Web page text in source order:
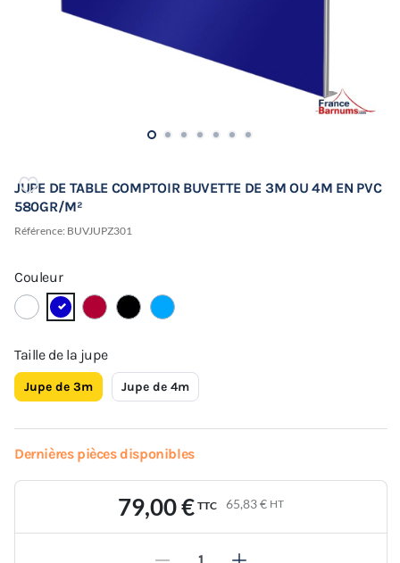
JUPE DE TABLE COMPTOIR BUVETTE DE 3M OU 4M EN PVC
580GR/M²
Référence: BUVJUPZ301
Couleur
Taille de la jupe
Jupe de 3m Jupe de 4m
Dernières pièces disponibles
79,00 € TTC 65,83 € HT